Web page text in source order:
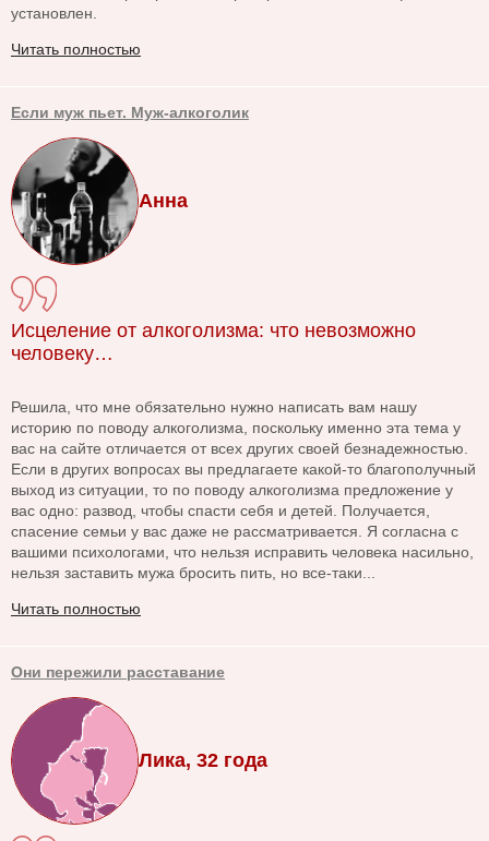
установлен.
Читать полностью
Если муж пьет. Муж-алкоголик
Анна
Исцеление от алкоголизма: что невозможно
человеку…
Решила, что мне обязательно нужно написать вам нашу
историю по поводу алкоголизма, поскольку именно эта тема у
вас на сайте отличается от всех других своей безнадежностью.
Если в других вопросах вы предлагаете какой-то благополучный
выход из ситуации, то по поводу алкоголизма предложение у
вас одно: развод, чтобы спасти себя и детей. Получается,
спасение семьи у вас даже не рассматривается. Я согласна с
вашими психологами, что нельзя исправить человека насильно,
нельзя заставить мужа бросить пить, но все-таки...
Читать полностью
Они пережили расставание
Лика, 32 года